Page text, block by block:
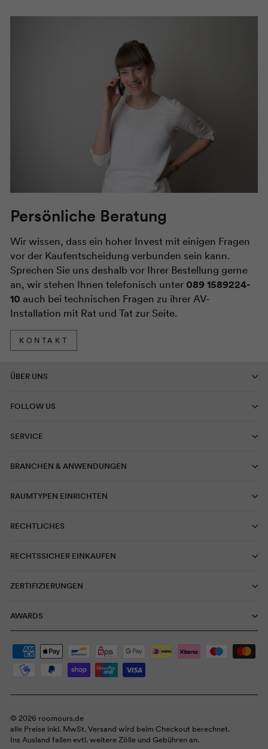
Persönliche Beratung
Wir wissen, dass ein hoher Invest mit einigen Fragen
vor der Kaufentscheidung verbunden sein kann.
Sprechen Sie uns deshalb vor Ihrer Bestellung gerne
an, wir stehen Ihnen telefonisch unter 089 1589224-
10 auch bei technischen Fragen zu ihrer AV-
Installation mit Rat und Tat zur Seite.
KONTAKT
ÜBER UNS
FOLLOW US
SERVICE
BRANCHEN & ANWENDUNGEN
RAUMTYPEN EINRICHTEN
RECHTLICHES
RECHTSSICHER EINKAUFEN
ZERTIFIZIERUNGEN
AWARDS
© 2026 roomours.de
alle Preise inkl. MwSt. Versand wird beim Checkout berechnet.
Ins Ausland fallen evtl. weitere Zölle und Gebühren an.